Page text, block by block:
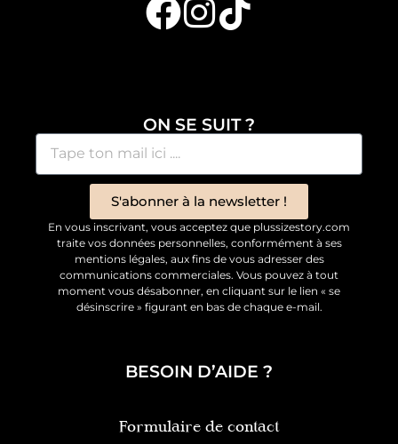
ON SE SUIT ?
S'abonner à la newsletter !
En vous inscrivant, vous acceptez que plussizestory.com
traite vos données personnelles, conformément à ses
mentions légales, aux fins de vous adresser des
communications commerciales. Vous pouvez à tout
moment vous désabonner, en cliquant sur le lien « se
désinscrire » figurant en bas de chaque e-mail.
BESOIN D’AIDE ?
Formulaire de contact